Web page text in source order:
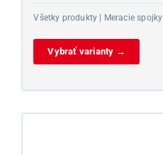
Všetky produkty | Meracie spojky
Vybrať varianty →